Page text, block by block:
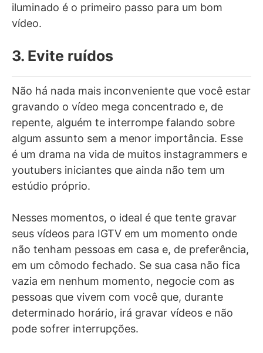
iluminado é o primeiro passo para um bom
vídeo.
3. Evite ruídos
Não há nada mais inconveniente que você estar
gravando o vídeo mega concentrado e, de
repente, alguém te interrompe falando sobre
algum assunto sem a menor importância. Esse
é um drama na vida de muitos instagrammers e
youtubers iniciantes que ainda não tem um
estúdio próprio.
Nesses momentos, o ideal é que tente gravar
seus vídeos para IGTV em um momento onde
não tenham pessoas em casa e, de preferência,
em um cômodo fechado. Se sua casa não fica
vazia em nenhum momento, negocie com as
pessoas que vivem com você que, durante
determinado horário, irá gravar vídeos e não
pode sofrer interrupções.